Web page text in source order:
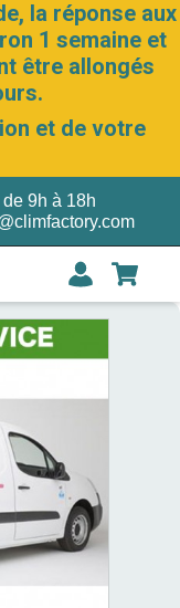
la réponse aux
1 semaine et
être allongés
et de votre
9h à 18h